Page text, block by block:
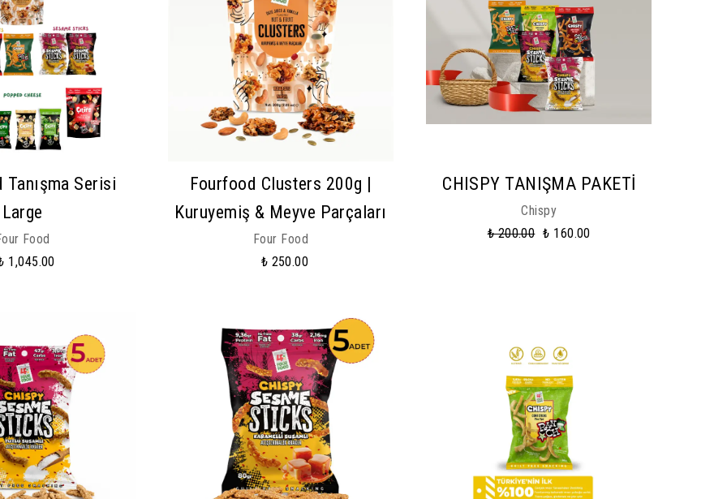
Tanışma Serisi
Large
Food
1,045.00
Fourfood Clusters 200g |
Kuruyemiş & Meyve Parçaları
Four Food
₺ 250.00
CHISPY TANIŞMA PAKETİ
Chispy
₺ 200.00 ₺ 160.00